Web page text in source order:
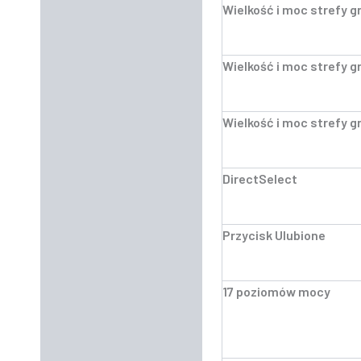
Wielkość i moc strefy
Wielkość i moc strefy
Wielkość i moc strefy
DirectSelect
Przycisk Ulubione
17 poziomów mocy